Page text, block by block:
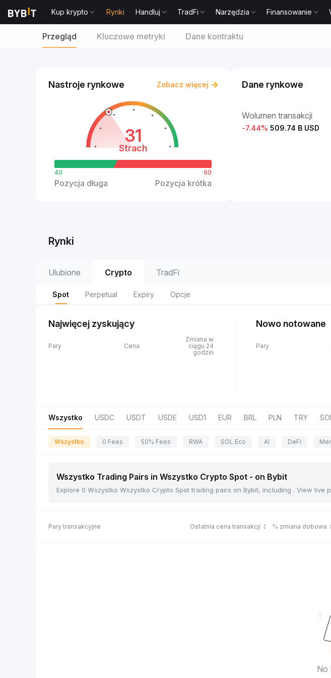
Kup krypto Rynki Handluj TradFi Narzędzia Finansowanie
Przegląd Kluczowe metryki Dane kontraktu
Nastroje rynkowe Zobacz więcej
31
Strach
40
Pozycja długa
60
Pozycja krótka
Dane rynkowe
Wolumen transakcji
-7.44% 509.74 B USD
Rynki
Ulubione Crypto TradFi
Spot Perpetual Expiry Opcje
Najwięcej zyskujący
Pary Cena
Zmiana w
ciągu 24
godzin
Nowo notowane
Pary
Wszystko USDC USDT USDE USD1 EUR BRL PLN TRY
Wszystko 0 Fees 50% Fees RWA SOL Eco AI DeFi
Wszystko Trading Pairs in Wszystko Crypto Spot - on Bybit
Explore 0 Wszystko Wszystko Crypto Spot trading pairs on Bybit, including . View
Pary transakcyjne Ostatnia cena transakcji % zmiana dobowa
No